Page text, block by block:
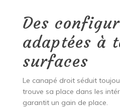
Des
adaptées à
surfaces
Le canapé droit séduit
trouve sa place dans les
garantit un gain de place.